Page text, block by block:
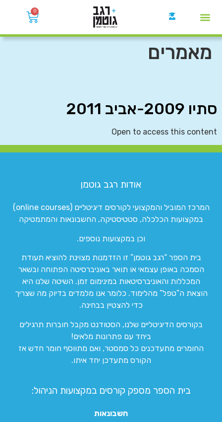
0
מאמרים
סתיו 2009-אביב 2011
Open to access this content
אודות רגב גוטמן
המרכז המוביל והמקצועי לקורסים דיגיטליים (online courses)
במקצועות הכלכלה, סטטיסטיקה, החשבונאות והמתמטיקה
וכן במקצועות נוספים.
בית הספר “רגב גוטמן” זו הזדמנות מצוינת להוציא תעודת
הסמכה באופן עצמאי או תואר באוניברסיטה הפתוחה ובשאר
המכללות והאוניברסיטאות במינימום זמן. השיטה שלנו היא
הוצאת ה”טפל” מהלימוד. כלומר אנו מלמדים בדיוק מה שצריך
כדי להצטיין בבחינה.
בקורסים הדיגיטליים שלנו, הסטודנט מקבל חוברות תרגילים
ביחד עם פתרונות מלאים!
החומרים מתעדכנים כל סמסטר, ואם מתווסף חומר חדש אז
הקורס מתעדכן יחד איתו.
בית הספר מספק קורסים במקצועות הניהול:
חשבונאות